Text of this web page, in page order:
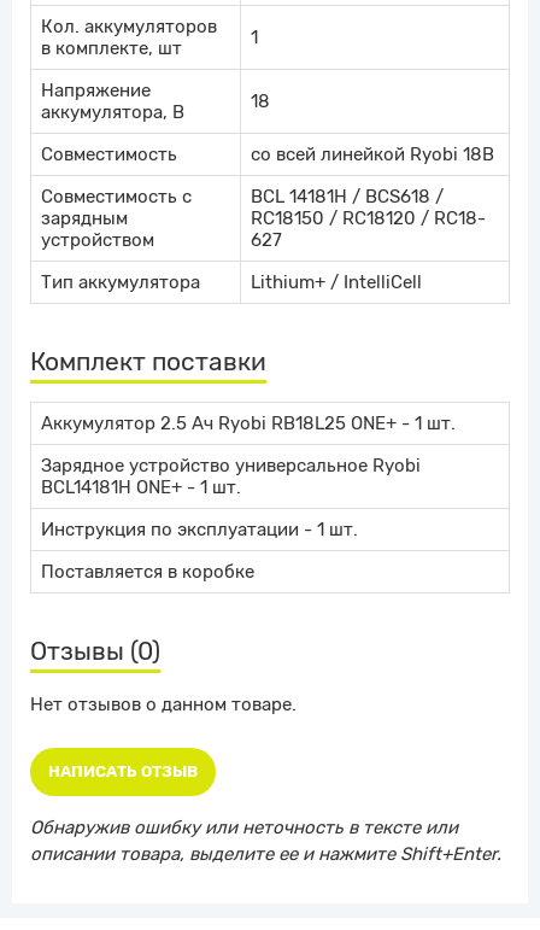
Кол. аккумуляторов
в комплекте, шт
1
Напряжение
аккумулятора, В
18
Совместимость
со всей линейкой Ryobi 18В
Совместимость с
зарядным
устройством
BCL 14181H / BCS618 /
RC18150 / RC18120 / RC18-
627
Тип аккумулятора
Lithium+ / IntelliCell
Комплект поставки
Аккумулятор 2.5 Ач Ryobi RB18L25 ONE+ - 1 шт.
Зарядное устройство универсальное Ryobi
BCL14181H ONE+ - 1 шт.
Инструкция по эксплуатации - 1 шт.
Поставляется в коробке
Отзывы (0)
Нет отзывов о данном товаре.
НАПИСАТЬ ОТЗЫВ
Обнаружив ошибку или неточность в тексте или
описании товара, выделите ее и нажмите Shift+Enter.